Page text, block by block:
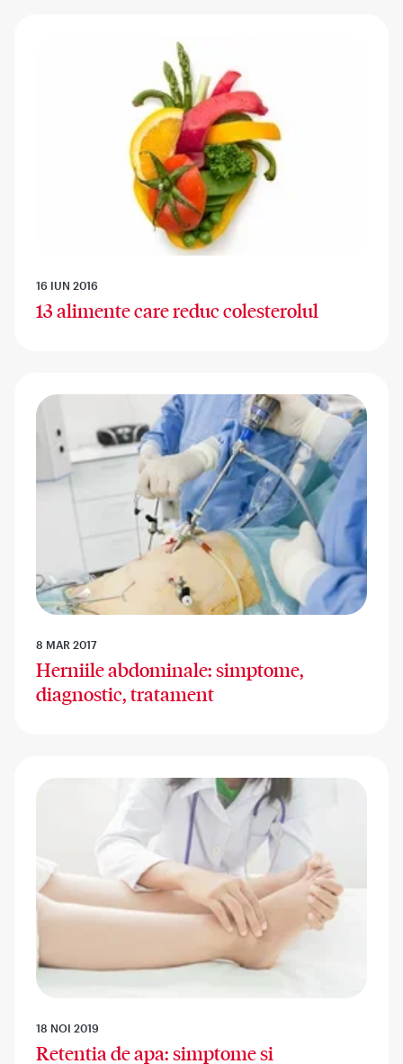
16 IUN 2016
13 alimente care reduc colesterolul
8 MAR 2017
Herniile abdominale: simptome,
diagnostic, tratament
18 NOI 2019
Retentia de apa: simptome si